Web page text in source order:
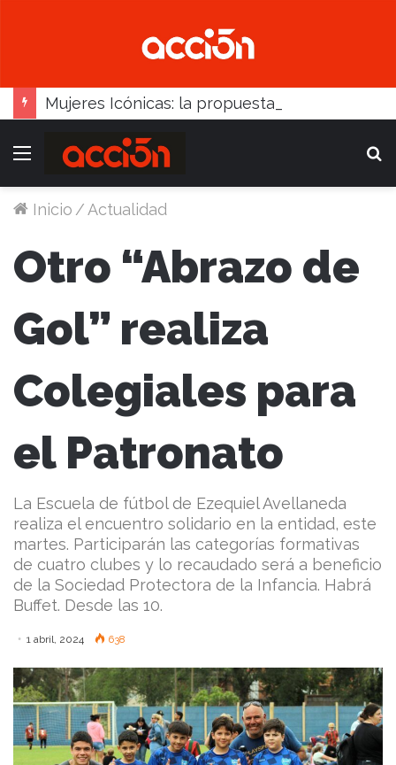
Menú
Inicio /Actualidad
Otro “Abrazo de
Gol” realiza
Colegiales para
el Patronato
La Escuela de fútbol de Ezequiel Avellaneda
realiza el encuentro solidario en la entidad, este
martes. Participarán las categorías formativas
de cuatro clubes y lo recaudado será a beneficio
de la Sociedad Protectora de la Infancia. Habrá
Buffet. Desde las 10.
1 abril, 2024 638